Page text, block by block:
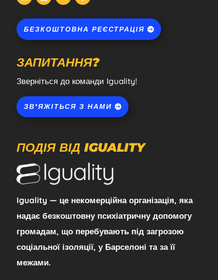
БЕЗКОШТОВНА РЕЄСТРАЦІЯ
ЗАПИТАННЯ?
Зверніться до команди Iguality!
ЗВ'ЯЖІТЬСЯ З НАМИ
ПОДІЯ ВІД IGUALITY
Iguality — це некомерційна організація, яка
надає безкоштовну психіатричну допомогу
громадам, що перебувають під загрозою
соціальної ізоляції, у Барселоні та за її
межами.